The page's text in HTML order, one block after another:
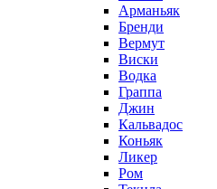
Арманьяк
Бренди
Вермут
Виски
Водка
Граппа
Джин
Кальвадос
Коньяк
Ликер
Ром